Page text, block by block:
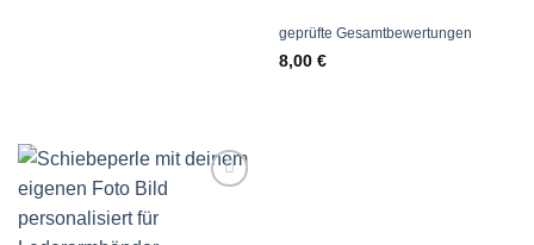
mit5von 5
geprüfte Gesamtbewertungen
8,00 €